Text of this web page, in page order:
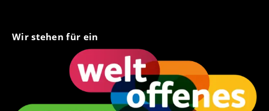
Wir stehen für ein